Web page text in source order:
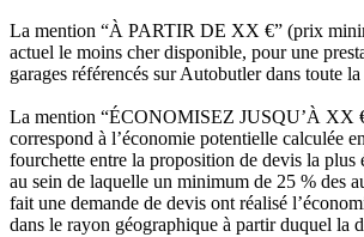
La mention “À PARTIR DE XX €” (prix
actuel le moins cher disponible, pour une
garages référencés sur Autobutler dans toute
La mention “ÉCONOMISEZ JUSQU’À XX
correspond à l’économie potentielle calculée
fourchette entre la proposition de devis la plus
au sein de laquelle un minimum de 25 % des
fait une demande de devis ont réalisé
dans le rayon géographique à partir duquel la